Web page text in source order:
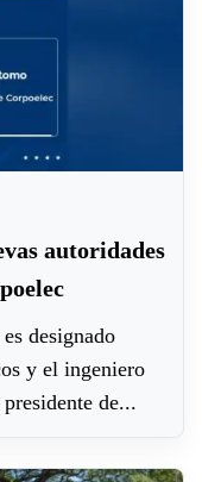
autoridades
designado
y el ingeniero
de...